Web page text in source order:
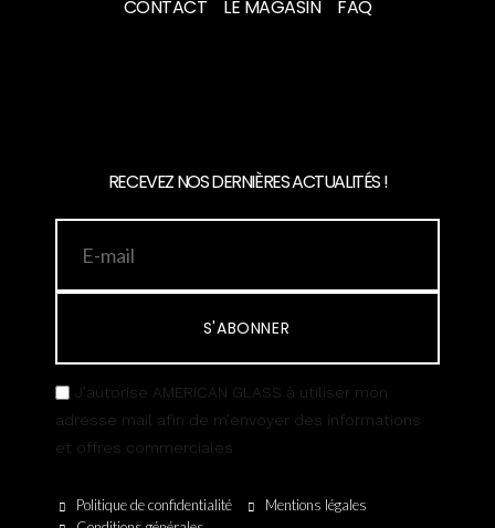
CONTACT
LE MAGASIN FAQ
RECEVEZ NOS DERNIÈRES ACTUALITÉS !
S'ABONNER
J’autorise AMERICAN GLASS à utiliser mon
adresse mail afin de m’envoyer des informations
et offres commerciales
Politique de confidentialité
Mentions légales